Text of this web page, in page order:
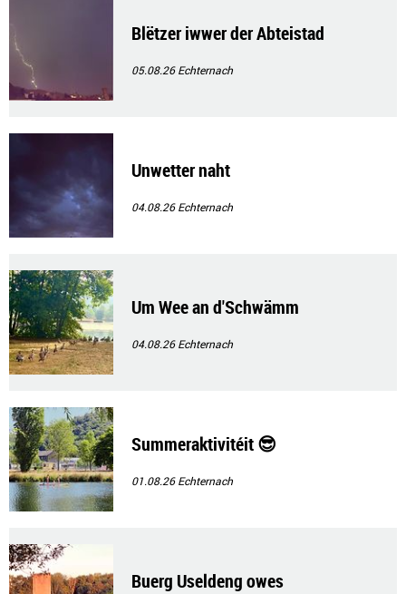
Blëtzer iwwer der Abteistad
05.08.26Echternach
Unwetter naht
04.08.26Echternach
Um Wee an d'Schwämm
04.08.26Echternach
Summeraktivitéit 😎
01.08.26Echternach
Buerg Useldeng owes